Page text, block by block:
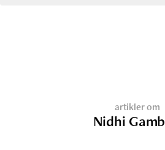
artikler om
Nidhi